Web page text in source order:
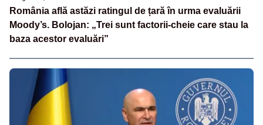
România află astăzi ratingul de țară în urma evaluării
Moody’s. Bolojan: „Trei sunt factorii-cheie care stau la
baza acestor evaluări”